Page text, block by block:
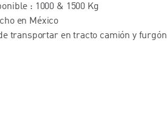
: 1000 & 1500 Kg
en México
transportar en tracto camión y furgón